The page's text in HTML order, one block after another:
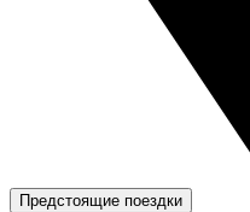
Предстоящие поездки